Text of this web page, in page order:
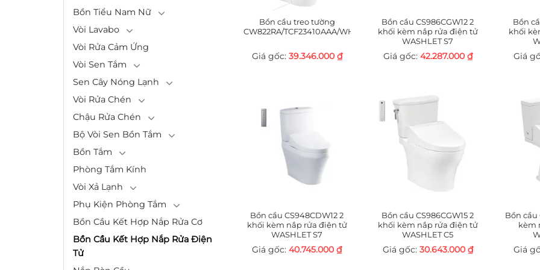
Bồn Tiểu Nam Nữ
Vòi Lavabo
Vòi Rửa Cảm Ứng
Vòi Sen Tắm
Sen Cây Nóng Lạnh
Vòi Rửa Chén
Chậu Rửa Chén
Bộ Vòi Sen Bồn Tắm
Bồn Tắm
Phòng Tắm Kính
Vòi Xả Lạnh
Phụ Kiện Phòng Tắm
Bồn Cầu Kết Hợp Nắp Rửa Cơ
Bồn Cầu Kết Hợp Nắp Rửa Điện
Tử
Bồn cầu treo tường
CW822RA/TCF23410AAA/WH172A/MB170P#SS
39.346.000 ₫
Bồn cầu CS986CGW12 2
khối kèm nắp rửa điện tử
WASHLET S7
42.287.000 ₫
Bồn
khối
Bồn cầu CS948CDW12 2
khối kèm nắp rửa điện tử
WASHLET S7
40.745.000₫
Bồn cầu CS986CGW15 2
khối kèm nắp rửa điện tử
WASHLET C5
30.643.000 ₫
Bồn cầu
kèm